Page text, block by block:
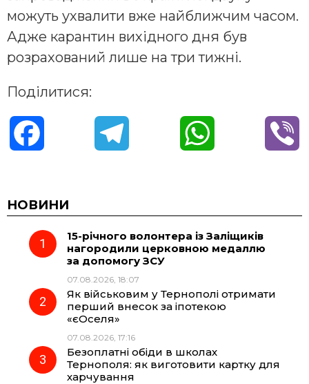
можуть ухвалити вже найближчим часом.
Адже карантин вихідного дня був
розрахований лише на три тижні.
Поділитися:
c
e
o
k
e
g
r
a
m
t
A
НОВИНИ
15-річного волонтера із Заліщиків
нагородили церковною медаллю
за допомогу ЗСУ
07.08.2026, 18:07
Як військовим у Тернополі отримати
перший внесок за іпотекою
«єОселя»
07.08.2026, 17:16
Безоплатні обіди в школах
Тернополя: як виготовити картку для
харчування